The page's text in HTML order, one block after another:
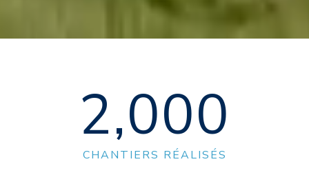
2,000
CHANTIERS RÉALISÉS